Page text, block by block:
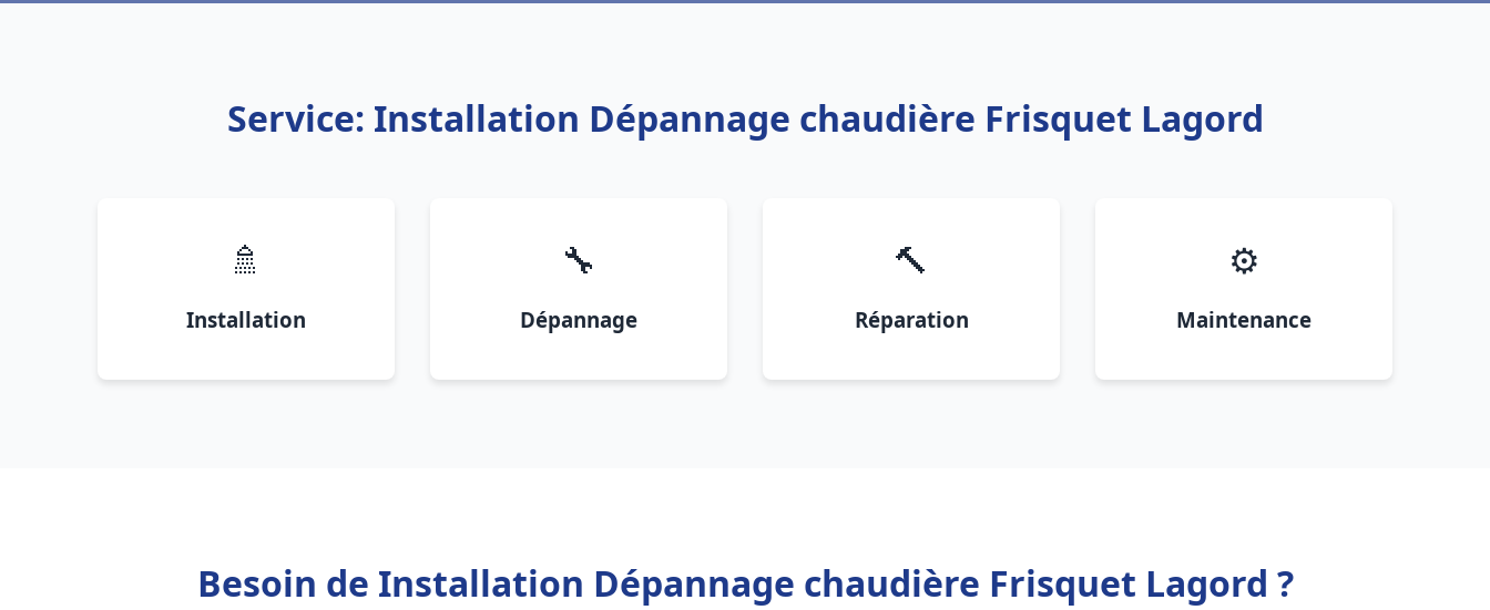
Service: Installation Dépannage chaudière Frisquet Lagord
🚿
Installation
🔧
Dépannage
🔨
Réparation
⚙️
Maintenance
Besoin de Installation Dépannage chaudière Frisquet Lagord ?